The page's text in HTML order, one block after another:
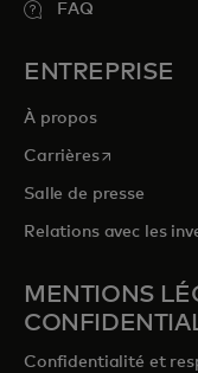
FAQ
ENTREPRISE
À propos
Carrièress’ouvre
Salle de presse
Relations avec les
MENTIONS
Confidentialité et